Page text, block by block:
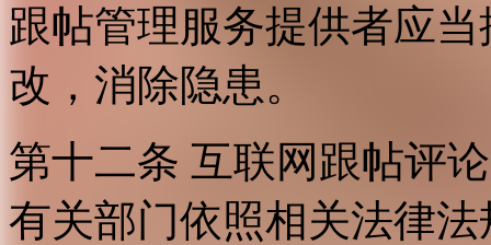
跟帖管理服务提供者应
改，消除隐患。
第十二条 互联网跟帖评
有关部门依照相关法律